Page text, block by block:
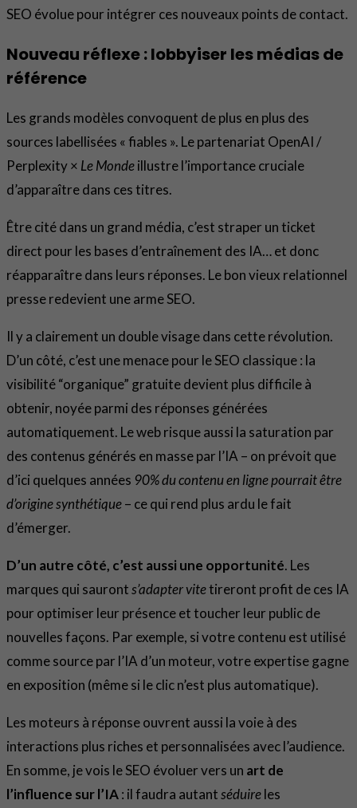
SEO évolue pour intégrer ces nouveaux points de contact.
Nouveau réflexe : lobbyiser les médias de
référence
Les grands modèles convoquent de plus en plus des
sources labellisées « fiables ». Le partenariat OpenAI /
Perplexity × Le Mondeillustre l’importance cruciale
d’apparaître dans ces titres.
Être cité dans un grand média, c’est straper un ticket
direct pour les bases d’entraînement des IA… et donc
réapparaître dans leurs réponses. Le bon vieux relationnel
presse redevient une arme SEO.
Il y a clairement un double visage dans cette révolution.
D’un côté, c’est une menace pour le SEO classique : la
visibilité “organique” gratuite devient plus difficile à
obtenir, noyée parmi des réponses générées
automatiquement. Le web risque aussi la saturation par
des contenus générés en masse par l’IA – on prévoit que
d’ici quelques années 90% du contenu en ligne pourrait être
d’origine synthétique– ce qui rend plus ardu le fait
d’émerger.
D’un autre côté, c’est aussi une opportunité. Les
marques qui sauronts’adapter vitetireront profit de ces IA
pour optimiser leur présence et toucher leur public de
nouvelles façons. Par exemple, si votre contenu est utilisé
comme source par l’IA d’un moteur, votre expertise gagne
en exposition (même si le clic n’est plus automatique).
Les moteurs à réponse ouvrent aussi la voie à des
interactions plus riches et personnalisées avec l’audience.
En somme, je vois le SEO évoluer vers un art de
l’influence sur l’IA: il faudra autantséduireles